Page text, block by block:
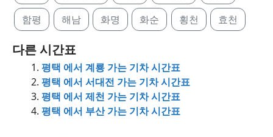
함평 해남 화명 화순 횡천 효천
다른 시간표
평택 에서 계룡 가는 기차 시간표
평택 에서 서대전 가는 기차 시간표
평택 에서 제천 가는 기차 시간표
평택 에서 부산 가는 기차 시간표